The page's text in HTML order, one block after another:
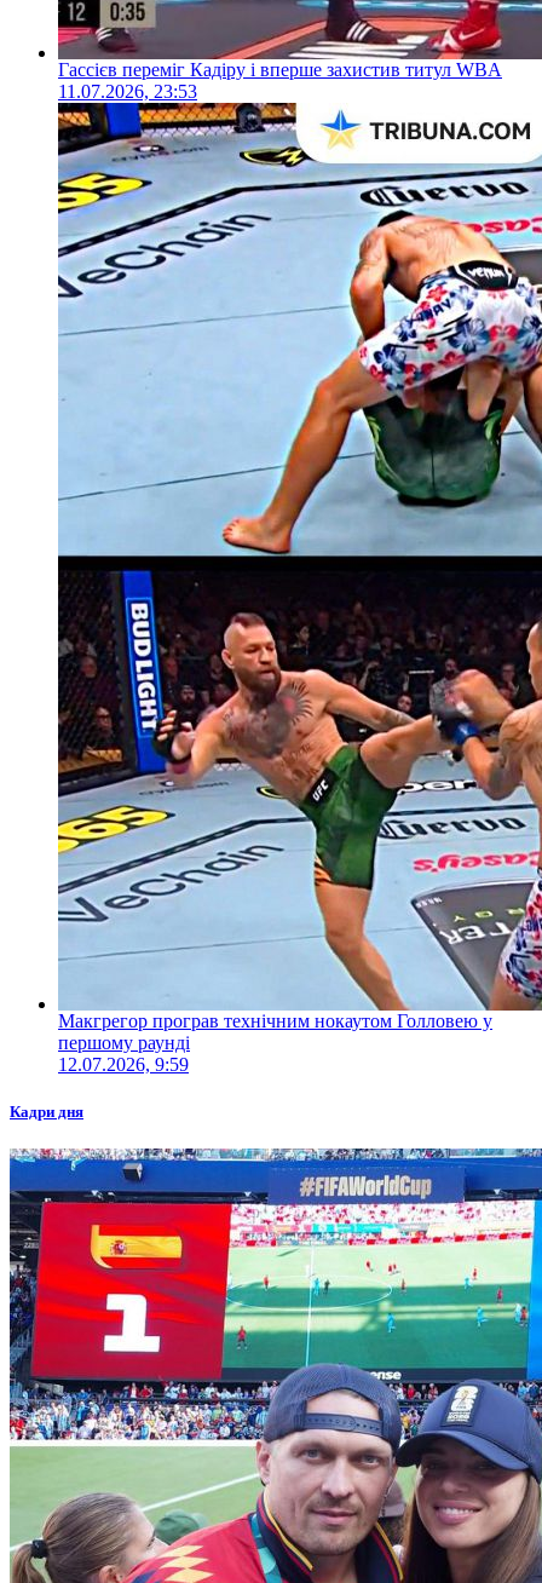
Гассієв переміг Кадіру і вперше захистив титул WBA
11.07.2026, 23:53
Макгрегор програв технічним нокаутом Голловею у
першому раунді
12.07.2026, 9:59
Кадри дня